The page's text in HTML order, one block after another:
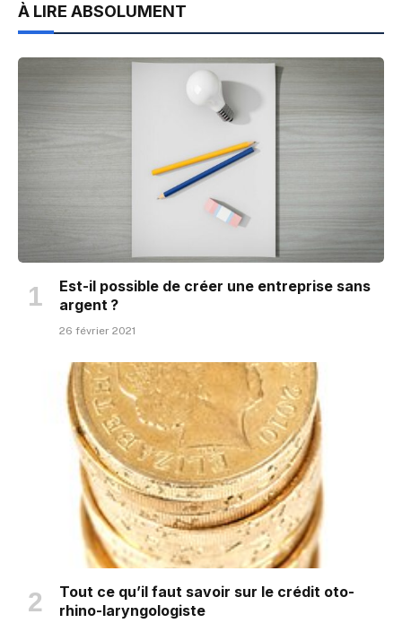
À LIRE ABSOLUMENT
Est-il possible de créer une entreprise sans
argent ?
26 février 2021
Tout ce qu’il faut savoir sur le crédit oto-
rhino-laryngologiste